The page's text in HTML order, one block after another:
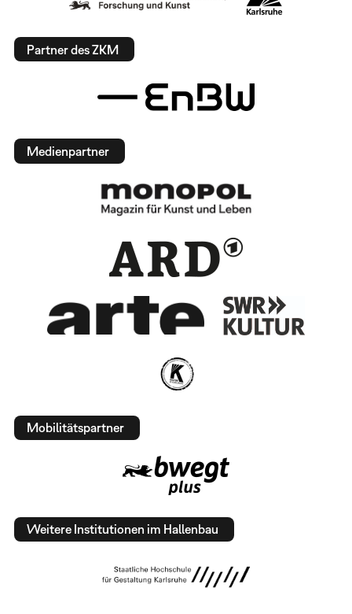
Partner des ZKM
Medienpartner
Mobilitätspartner
Weitere Institutionen im Hallenbau